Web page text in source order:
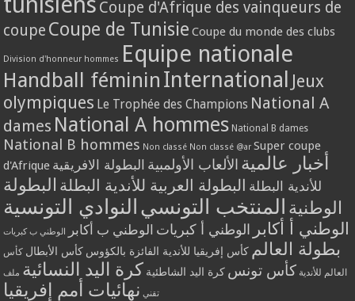
Coupe d'Afrique des vainqueurs de
coupe Coupe de Tunisie Coupe du monde des clubs
Division d'honneur hommes Equipe nationale
Handball féminin International Jeux
olympiques Le Trophée des Champions National A
dames National A hommes National B dames
National B hommes Non classé Non classé @ar Super coupe
d'Afrique
أخبار عالمية الألعاب الأولمبية البطولة الافريقية
للأندية البطلة البطولة العربية للأندية البطلة البطولة
الوطنية المنتخب التونسي النوادي التونسية
الوطني أ أكابر الوطني أ كبريات الوطني ب أكابر الوطني ب كبريات
بطولة العالم كأس إفريقيا للأندية الفائزة بالكؤوس كأس الأبطال كأس
العالم للأندية كأس تونس كرة اليد الشاطئية كرة اليد النسائية ملف
تقني نهائيات أمم إفريقيا